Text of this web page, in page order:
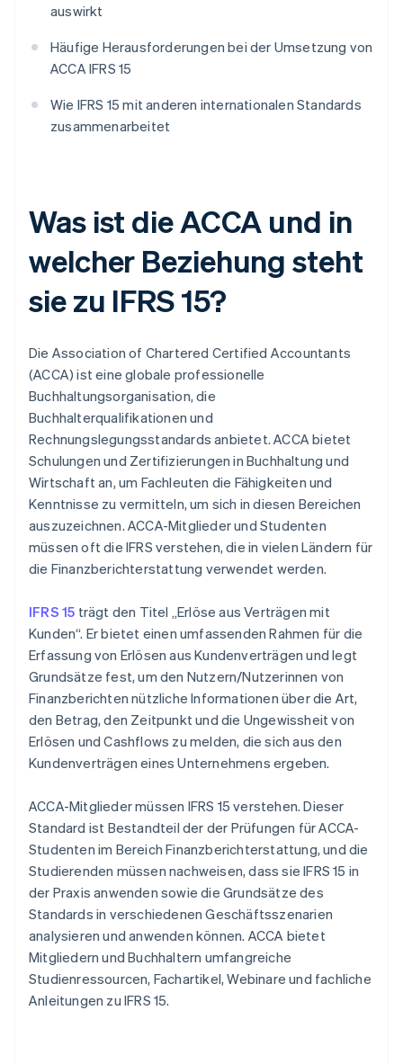
auswirkt
Häufige Herausforderungen bei der Umsetzung von
ACCA IFRS 15
Wie IFRS 15 mit anderen internationalen Standards
zusammenarbeitet
Was ist die ACCA und in
welcher Beziehung steht
sie zu IFRS 15?
Die Association of Chartered Certified Accountants
(ACCA) ist eine globale professionelle
Buchhaltungsorganisation, die
Buchhalterqualifikationen und
Rechnungslegungsstandards anbietet. ACCA bietet
Schulungen und Zertifizierungen in Buchhaltung und
Wirtschaft an, um Fachleuten die Fähigkeiten und
Kenntnisse zu vermitteln, um sich in diesen Bereichen
auszuzeichnen. ACCA-Mitglieder und Studenten
müssen oft die IFRS verstehen, die in vielen Ländern für
die Finanzberichterstattung verwendet werden.
IFRS 15 trägt den Titel „Erlöse aus Verträgen mit
Kunden“. Er bietet einen umfassenden Rahmen für die
Erfassung von Erlösen aus Kundenverträgen und legt
Grundsätze fest, um den Nutzern/Nutzerinnen von
Finanzberichten nützliche Informationen über die Art,
den Betrag, den Zeitpunkt und die Ungewissheit von
Erlösen und Cashflows zu melden, die sich aus den
Kundenverträgen eines Unternehmens ergeben.
ACCA-Mitglieder müssen IFRS 15 verstehen. Dieser
Standard ist Bestandteil der der Prüfungen für ACCA-
Studenten im Bereich Finanzberichterstattung, und die
Studierenden müssen nachweisen, dass sie IFRS 15 in
der Praxis anwenden sowie die Grundsätze des
Standards in verschiedenen Geschäftsszenarien
analysieren und anwenden können. ACCA bietet
Mitgliedern und Buchhaltern umfangreiche
Studienressourcen, Fachartikel, Webinare und fachliche
Anleitungen zu IFRS 15.